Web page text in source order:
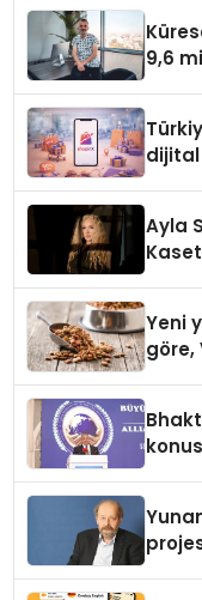
9,6
dijital
Ayla
Yeni
göre,